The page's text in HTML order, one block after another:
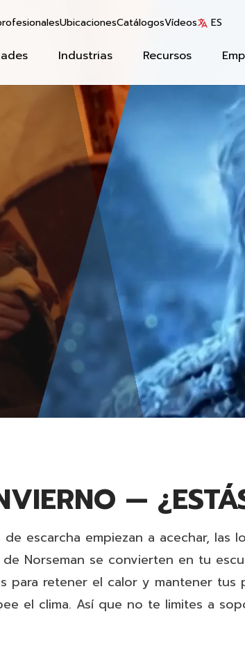
Industrias Recursos
UbicacionesCatálogosVídeos ES
—
escarcha empiezan a acechar, las
de Norseman se convierten en tu
para retener el calor y mantener tus
el clima. Así que no te limites a